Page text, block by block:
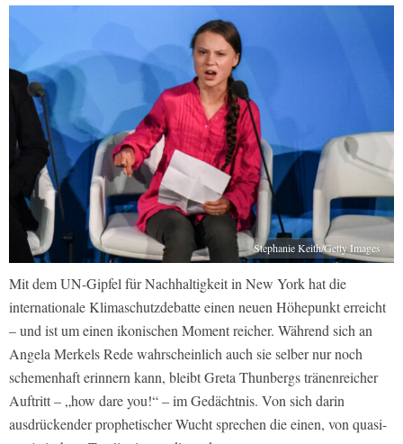
Stephanie Keith/Getty Images
Mit dem UN-Gipfel für Nachhaltigkeit in New York hat die
internationale Klimaschutzdebatte einen neuen Höhepunkt erreicht
– und ist um einen ikonischen Moment reicher. Während sich an
Angela Merkels Rede wahrscheinlich auch sie selber nur noch
schemenhaft erinnern kann, bleibt Greta Thunbergs tränenreicher
Auftritt – „how dare you!“ – im Gedächtnis. Von sich darin
ausdrückender prophetischer Wucht sprechen die einen, von quasi-